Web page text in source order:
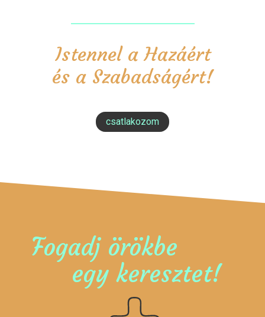
Istennel a Hazáért
és a Szabadságért!
csatlakozom
Fogadj örökbe
egy keresztet!